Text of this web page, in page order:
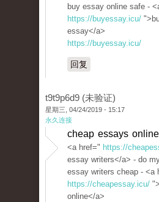
buy essay online safe -
https://buyessay.icu/
essay</a>
https://buyessay.icu/
回复
t9t9p6d9 (未验证)
星期三, 04/24/2019 - 15:17
永久连接
cheap essays
<a href=" https://
essay writers</a> - do
essay writers cheap - <a
https://cheapessay.icu/
online</a>